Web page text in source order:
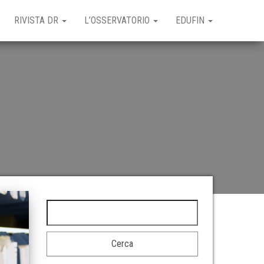
RIVISTA DR L’OSSERVATORIO EDUFIN